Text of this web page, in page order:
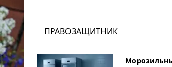
ПРАВОЗАЩИТНИК